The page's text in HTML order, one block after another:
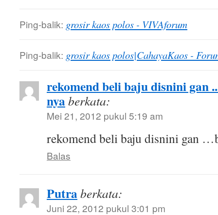
Ping-balik: grosir kaos polos - VIVAforum
Ping-balik: grosir kaos polos|CahayaKaos -
rekomend beli baju disnini gan
nyaberkata:
Mei 21, 2012 pukul 5:19 am
rekomend beli baju disnini gan
Balas
Putraberkata:
Juni 22, 2012 pukul 3:01 pm